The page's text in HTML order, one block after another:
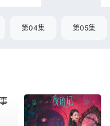
第04集 第05集